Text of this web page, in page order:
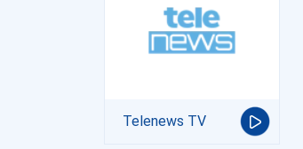
Telenews TV